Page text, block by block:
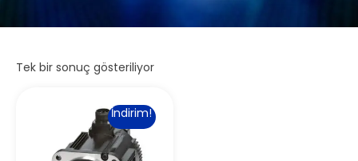
Tek bir sonuç gösteriliyor
İndirim!